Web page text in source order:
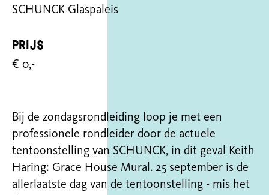
SCHUNCK Glaspaleis
Prijs
€ 0,-
Bij de zondagsrondleiding loop je met een
professionele rondleider door de actuele
tentoonstelling van SCHUNCK, in dit geval Keith
Haring: Grace House Mural. 25 september is de
allerlaatste dag van de tentoonstelling - mis het